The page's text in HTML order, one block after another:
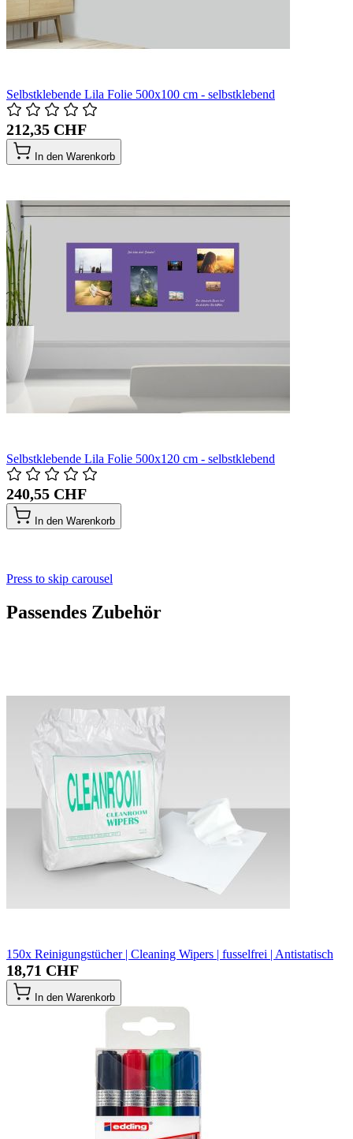
Selbstklebende Lila Folie 500x100 cm - selbstklebend
212,35 CHF
In den Warenkorb
Selbstklebende Lila Folie 500x120 cm - selbstklebend
240,55 CHF
In den Warenkorb
Press to skip carousel
Passendes Zubehör
150x Reinigungstücher | Cleaning Wipers | fusselfrei | Antistatisch
18,71 CHF
In den Warenkorb